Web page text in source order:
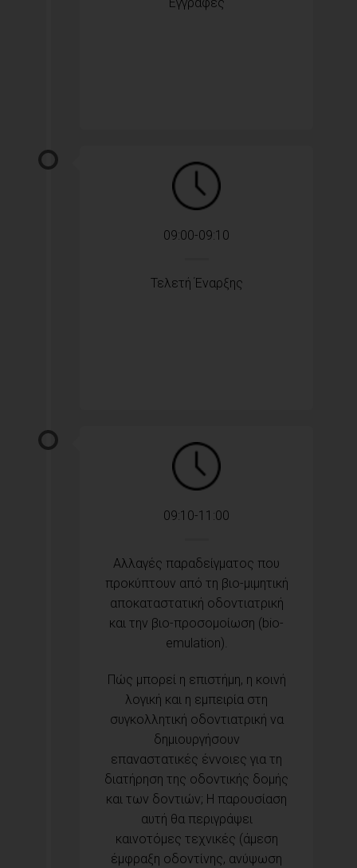
09:00-09:10
Τελετή Έναρξης
09:10-11:00
Αλλαγές παραδείγματος που
προκύπτουν από τη βιο-μιμητική
αποκαταστατική οδοντιατρική
και την βιο-προσομοίωση (bio-
emulation).
Πώς μπορεί η επιστήμη, η κοινή
λογική και η εμπειρία στη
συγκολλητική οδοντιατρική να
δημιουργήσουν
επαναστατικές έννοιες για τη
διατήρηση της οδοντικής δομής
και των δοντιών; Η παρουσίαση
αυτή θα περιγράψει
καινοτόμες τεχνικές (άμεση
έμφραξη οδοντίνης, ανύψωση